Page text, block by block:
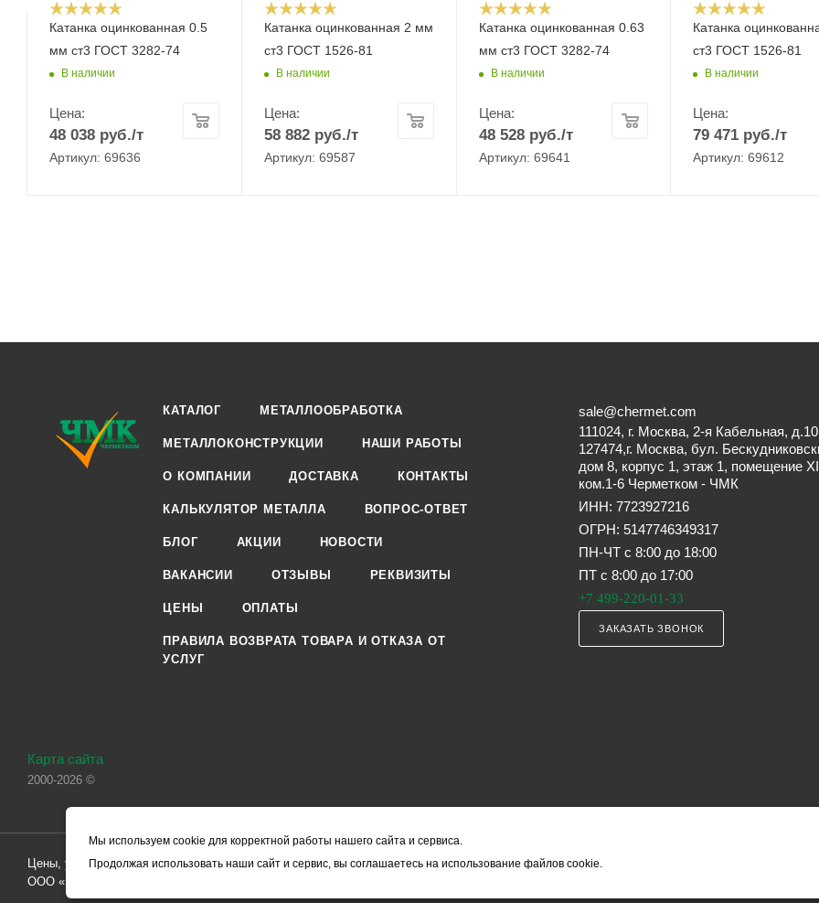
Катанка оцинкованная 0.5
мм ст3 ГОСТ 3282-74
В наличии
Цена:
48 038 руб./т
Артикул: 69636
Катанка оцинкованная 2 мм
ст3 ГОСТ 1526-81
В наличии
Цена:
58 882руб./т
Артикул: 69587
Катанка оцинкованная 0.63
мм ст3 ГОСТ 3282-74
В наличии
Цена:
48 528руб./т
Артикул: 69641
Катанка
ст3 ГОСТ 1526-81
В наличии
Цена:
79 471 руб./т
Артикул: 69612
КАТАЛОГ МЕТАЛЛООБРАБОТКА
МЕТАЛЛОКОНСТРУКЦИИ НАШИ РАБОТЫ
О КОМПАНИИ ДОСТАВКА КОНТАКТЫ
КАЛЬКУЛЯТОР МЕТАЛЛА ВОПРОС-ОТВЕТ
БЛОГ АКЦИИ НОВОСТИ
ВАКАНСИИ ОТЗЫВЫ РЕКВИЗИТЫ
ЦЕНЫ ОПЛАТЫ
ПРАВИЛА ВОЗВРАТА ТОВАРА И ОТКАЗА ОТ
УСЛУГ
sale@chermet.com
111024, г. Москва, 2-я Кабельная, д.10
127474,г. Москва, бул.
дом 8, корпус 1, этаж 1, помещение
ком.1-6 Черметком - ЧМК
ИНН: 7723927216
ОГРН: 5147746349317
ПН-ЧТ с 8:00 до 18:00
ПТ с 8:00 до 17:00
+7 499-220-01-33
ЗАКАЗАТЬ ЗВОНОК
Карта сайта
2000-2026 ©
Цены, указанные на сайте, носят справочный характер и не являются офертой (в соответствии со ст. 435 ГК РФ). Они могут изменяться в
ООО «ЧЕРМЕТ.КОМ» по заключению Договора. Окончательная стоимость товара формируется менеджером и уточняется вместе со сроками
Мы используем cookie для корректной работы нашего сайта и сервиса.
Продолжая использовать наши сайт и сервис, вы соглашаетесь на использование файлов cookie.